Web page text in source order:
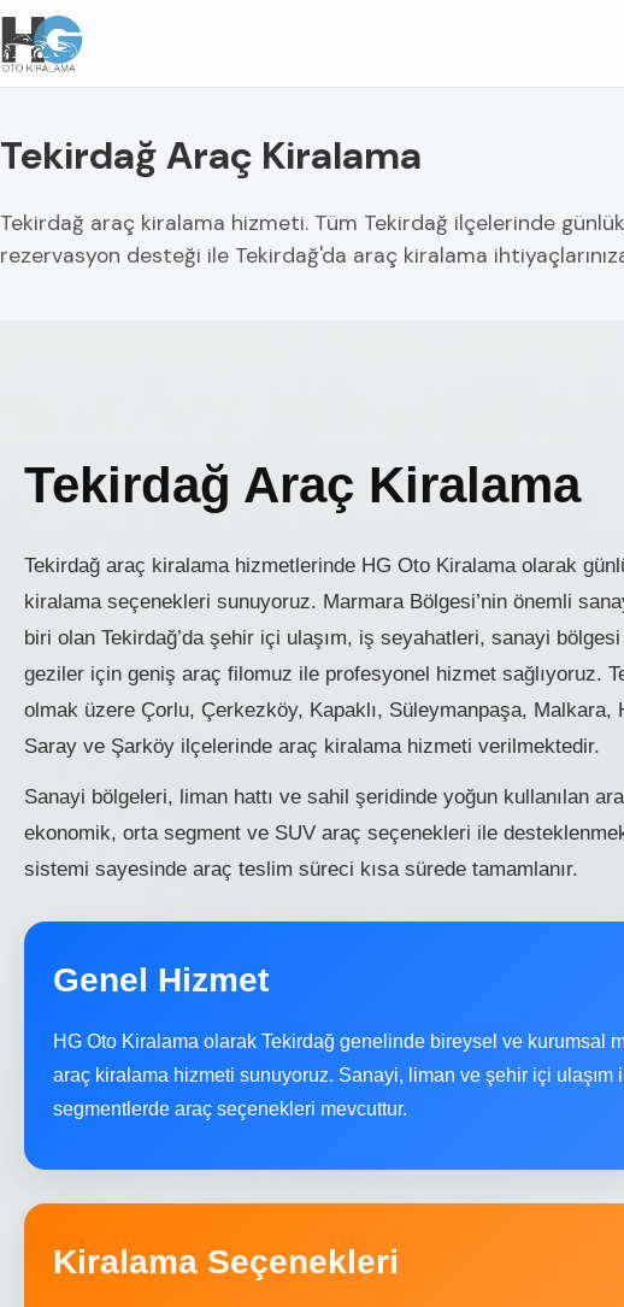
Tekirdağ Araç Kiralama
Tekirdağ araç kiralama hizmeti. Tüm Tekirdağ ilçelerinde
rezervasyon desteği ile Tekirdağ'da araç kiralama
Tekirdağ Araç Kiralama
Tekirdağ araç kiralama hizmetlerinde HG Oto Kiralama olarak
kiralama seçenekleri sunuyoruz. Marmara Bölgesi’nin önemli
biri olan Tekirdağ’da şehir içi ulaşım, iş seyahatleri, sanayi
geziler için geniş araç filomuz ile profesyonel hizmet sağlıyoruz.
olmak üzere Çorlu, Çerkezköy, Kapaklı, Süleymanpaşa, Malkara,
Saray ve Şarköy ilçelerinde araç kiralama hizmeti verilmektedir.
Sanayi bölgeleri, liman hattı ve sahil şeridinde yoğun kullanılan
ekonomik, orta segment ve SUV araç seçenekleri ile
sistemi sayesinde araç teslim süreci kısa sürede tamamlanır.
Genel Hizmet
HG Oto Kiralama olarak Tekirdağ genelinde bireysel ve kurumsal
araç kiralama hizmeti sunuyoruz. Sanayi, liman ve şehir içi ulaşım
segmentlerde araç seçenekleri mevcuttur.
Kiralama Seçenekleri